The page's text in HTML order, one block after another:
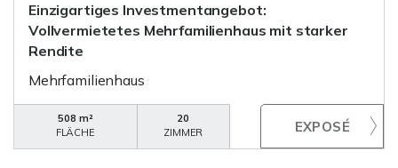
Einzigartiges Investmentangebot:
Vollvermietetes Mehrfamilienhaus mit starker
Rendite
Mehrfamilienhaus
508 m²
FLÄCHE
20
ZIMMER